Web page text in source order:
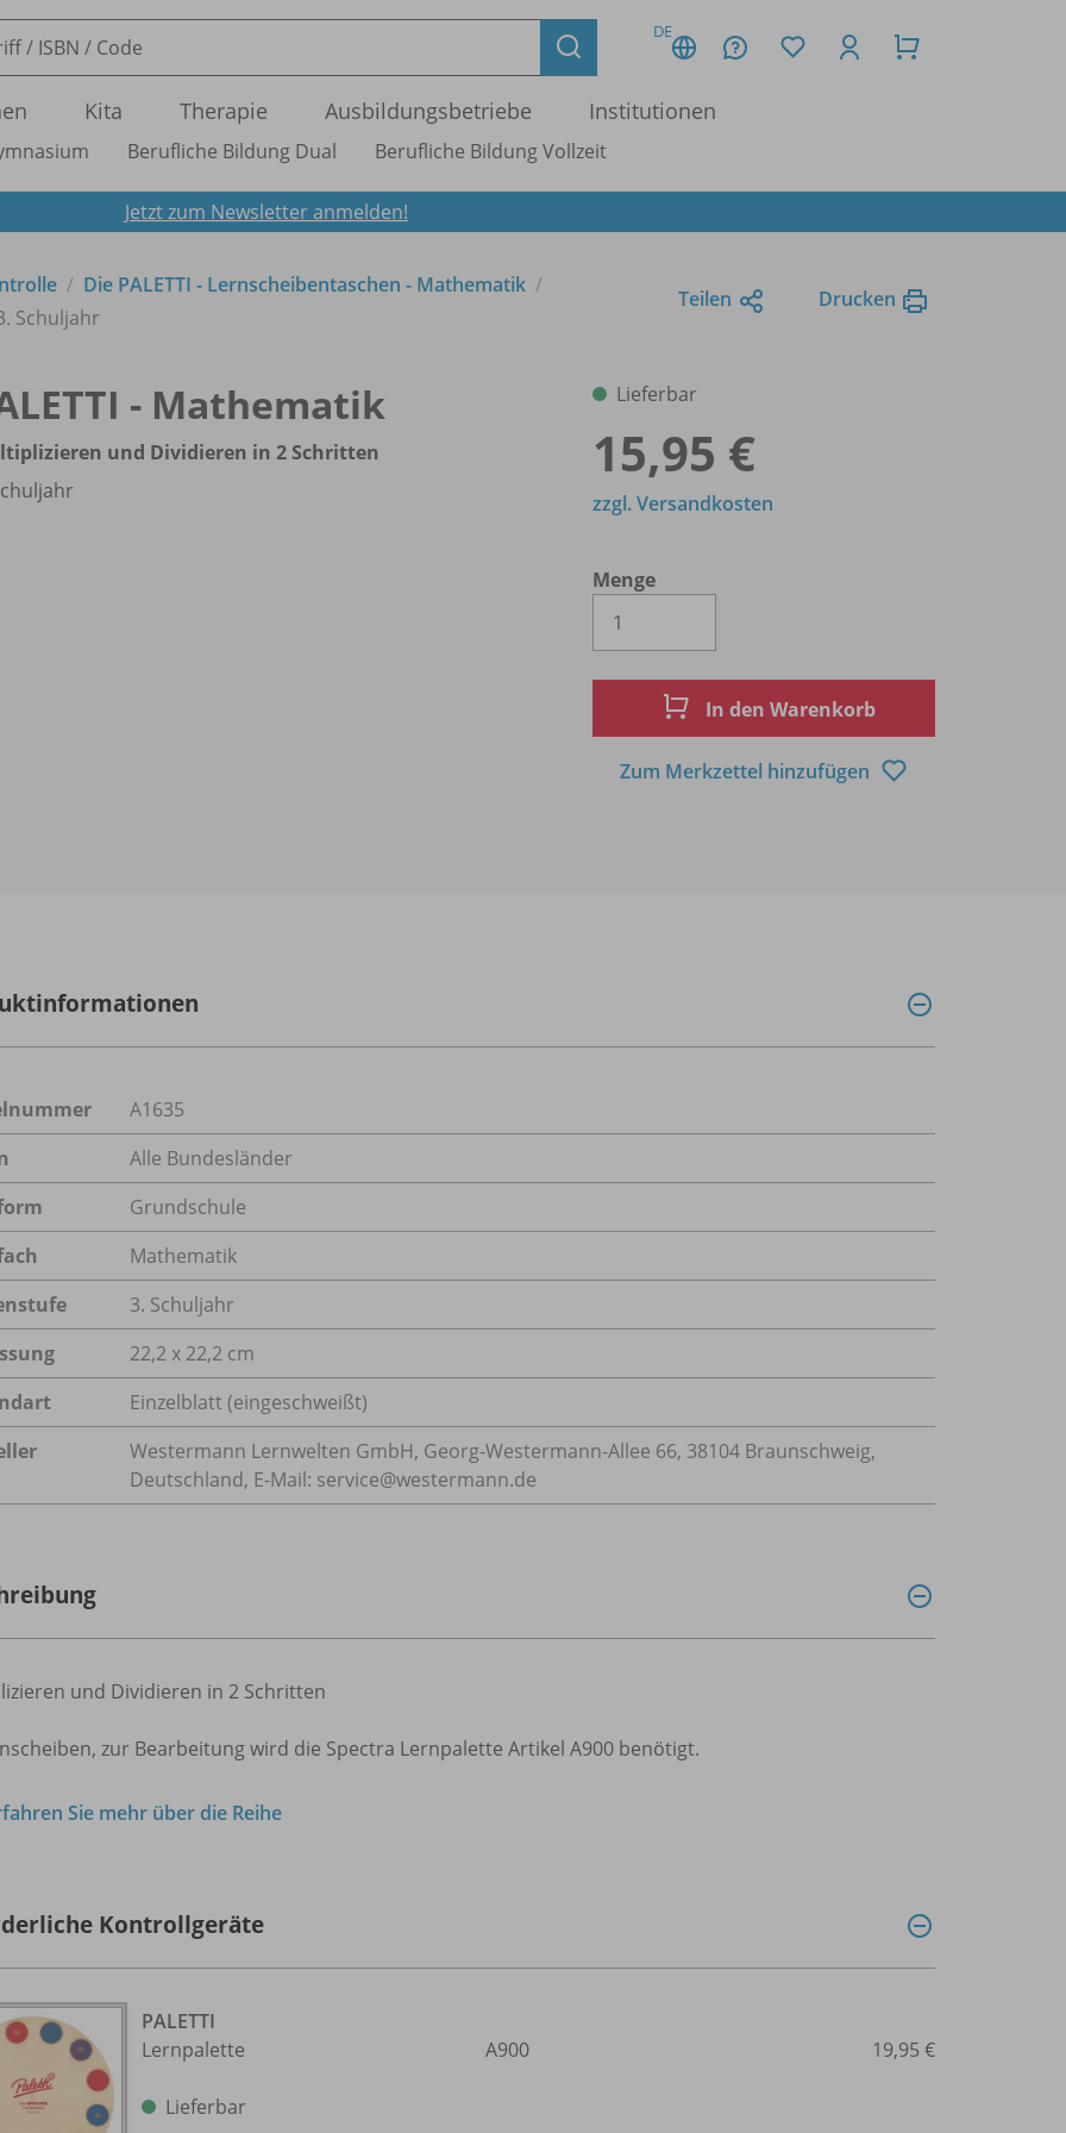
DE
Kita Therapie Ausbildungsbetriebe Institutionen
Berufliche Bildung Dual Berufliche Bildung Vollzeit
Jetzt zum Newsletter anmelden!
Die PALETTI - Lernscheibentaschen - Mathematik
Schuljahr
Teilen Drucken
- Mathematik
und Dividieren in 2 Schritten
Lieferbar
15,95 €
Menge
zzgl. Versandkosten
In den Warenkorb
Zum Merkzettel hinzufügen
A1635
Alle Bundesländer
Grundschule
Mathematik
3. Schuljahr
22,2 x 22,2 cm
Einzelblatt (eingeschweißt)
Westermann Lernwelten GmbH, Georg-Westermann-Allee 66, 38104 Braunschweig,
Deutschland, E-Mail: service@westermann.de
und Dividieren in 2 Schritten
zur Bearbeitung wird die Spectra Lernpalette Artikel A900 benötigt.
Sie mehr über die Reihe
Kontrollgeräte
PALETTI
Lernpalette
Lieferbar
A900 19,95 €